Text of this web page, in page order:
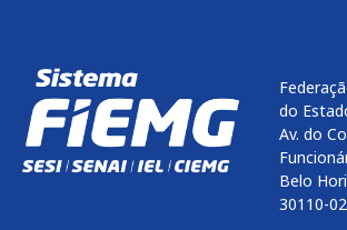
do
Av. do
Belo
30110-